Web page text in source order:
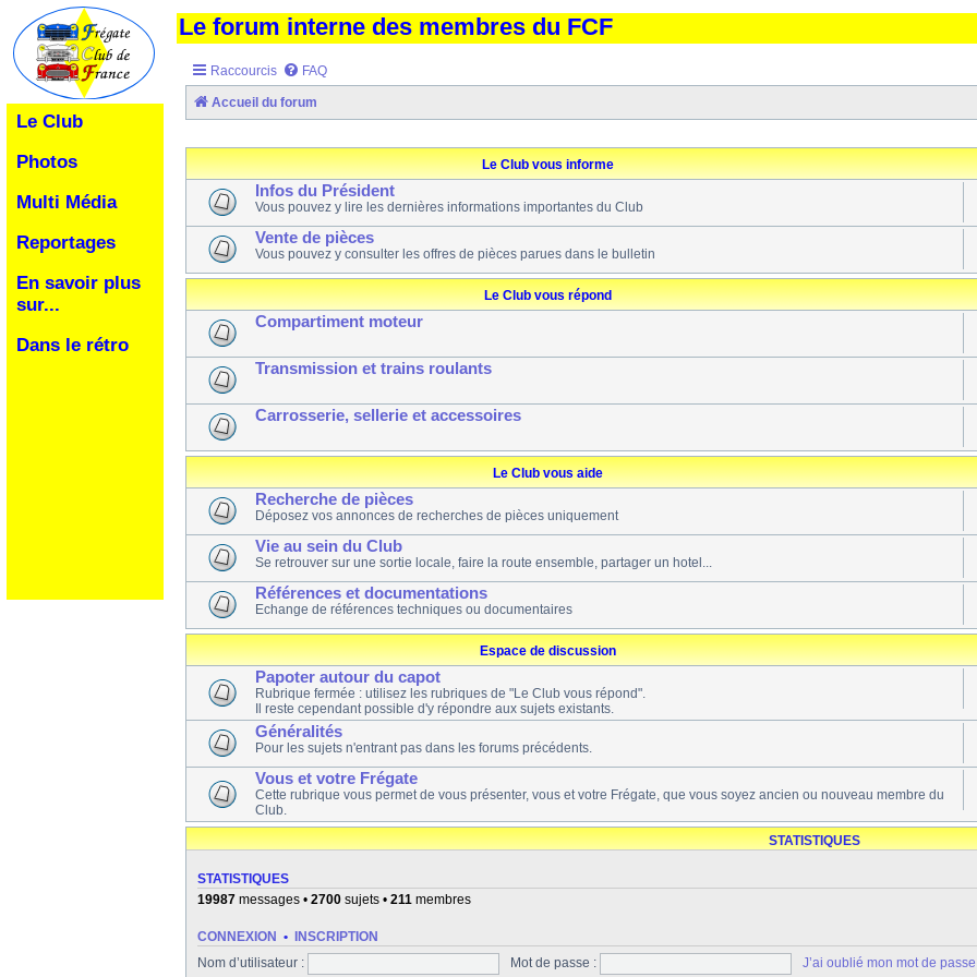
Le Club
Photos
Multi Média
Reportages
En savoir plus
sur...
Dans le rétro
Le forum interne des membres du FCF
Raccourcis FAQ
Accueil du forum
Le Club vous informe
Infos du Président
Vous pouvez y lire les dernières informations importantes du Club
Vente de pièces
Vous pouvez y consulter les offres de pièces parues dans le bulletin
Le Club vous répond
Compartiment moteur
Transmission et trains roulants
Carrosserie, sellerie et accessoires
Le Club vous aide
Recherche de pièces
Déposez vos annonces de recherches de pièces uniquement
Vie au sein du Club
Se retrouver sur une sortie locale, faire la route ensemble, partager un hotel...
Références et documentations
Echange de références techniques ou documentaires
Espace de discussion
Papoter autour du capot
Rubrique fermée : utilisez les rubriques de "Le Club vous répond".
Il reste cependant possible d'y répondre aux sujets existants.
Généralités
Pour les sujets n'entrant pas dans les forums précédents.
Vous et votre Frégate
Cette rubrique vous permet de vous présenter, vous et votre Frégate, que vous soyez ancien ou nouveau membre du
Club.
STATISTIQUES
STATISTIQUES
19987 messages • 2700 sujets • 211 membres
CONNEXION • INSCRIPTION
Nom d’utilisateur : Mot de passe : J’ai oublié mon mot de passe